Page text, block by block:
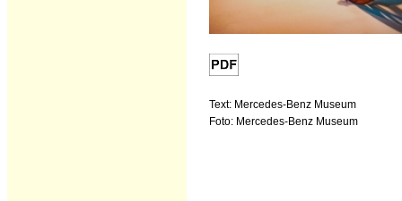
Text: Mercedes-Benz Museum
Foto: Mercedes-Benz Museum